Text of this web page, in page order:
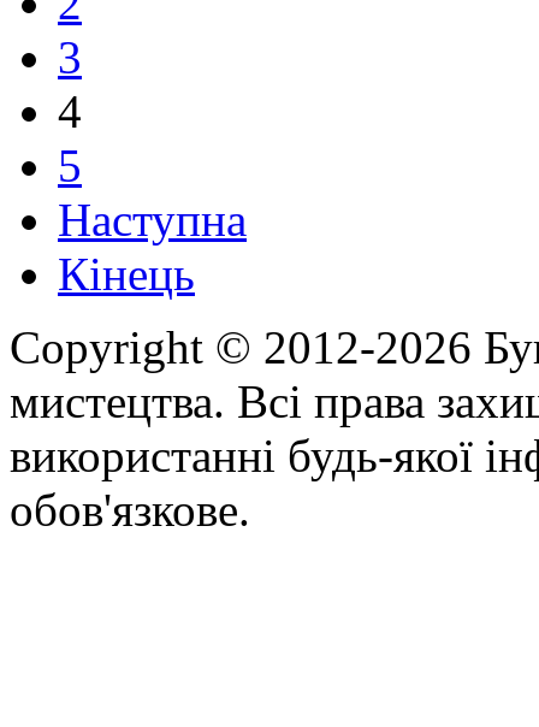
3
4
5
Наступна
Кінець
Copyright © 2012-2026
мистецтва. Всі права
використанні будь-якої
обов'язкове.